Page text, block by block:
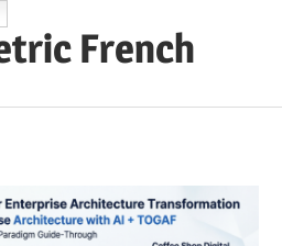
French